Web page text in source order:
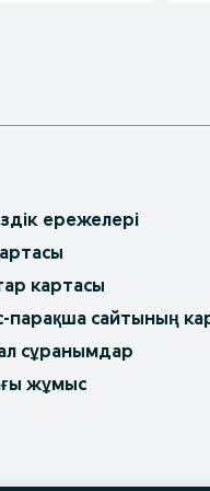
ережелері
картасы
парақша сайтының
сұранымдар
жұмыс